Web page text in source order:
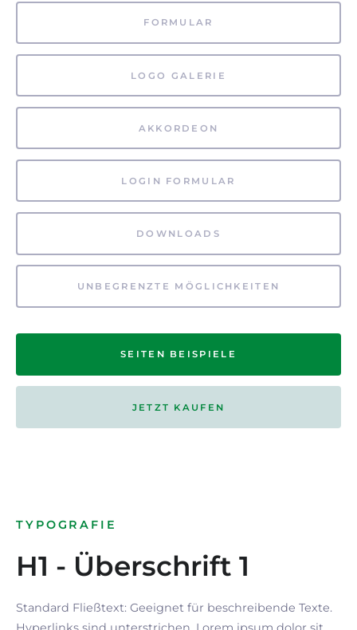
FORMULAR
LOGO GALERIE
AKKORDEON
LOGIN FORMULAR
DOWNLOADS
UNBEGRENZTE MÖGLICHKEITEN
SEITEN BEISPIELE
JETZT KAUFEN
TYPOGRAFIE
H1 - Überschrift 1
Standard Fließtext: Geeignet für beschreibende Texte.